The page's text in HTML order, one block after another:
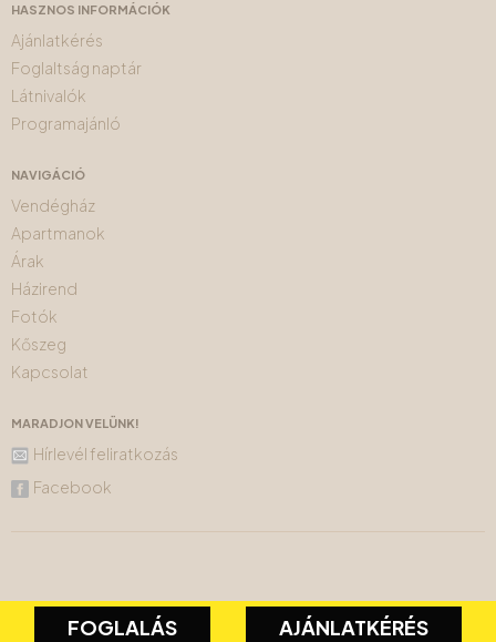
HASZNOS INFORMÁCIÓK
Ajánlatkérés
Foglaltság naptár
Látnivalók
Programajánló
NAVIGÁCIÓ
Vendégház
Apartmanok
Árak
Házirend
Fotók
Kőszeg
Kapcsolat
MARADJON VELÜNK!
Hírlevél feliratkozás
Facebook
FOGLALÁS AJÁNLATKÉRÉS